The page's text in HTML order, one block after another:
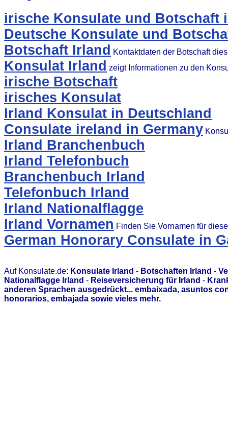
irische Konsulate und Botschaft
Deutsche Konsulate und
Botschaft Irland
Kontaktdaten der Botschaft
Konsulat Irland zeigt Informationen zu den
irische Botschaft
irisches Konsulat
Irland Konsulat in Deutschland
Consulate ireland in Germany
Irland Branchenbuch
Irland Telefonbuch
Branchenbuch Irland
Telefonbuch Irland
Irland Nationalflagge
Irland Vornamen Finden Sie Vornamen für
German Honorary Consulate in
Auf Konsulate.de: Konsulate Irland - Botschaften Irland -
Nationalflagge Irland - Reiseversicherung für Irland -
anderen Sprachen ausgedrückt... embaixada, asuntos
honorarios, embajada sowie vieles mehr.